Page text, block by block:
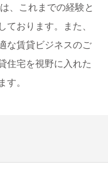
、これまでの経験と
おります。また、
な賃貸ビジネスのご
住宅を視野に入れた
。